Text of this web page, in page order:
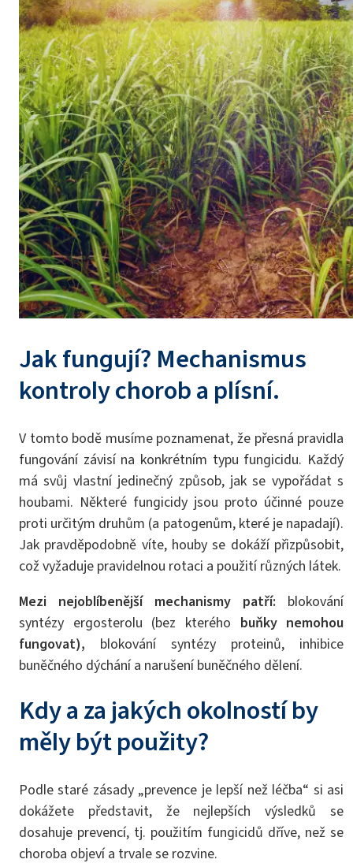
Jak fungují? Mechanismus
kontroly chorob a plísní.
V tomto bodě musíme poznamenat, že přesná pravidla
fungování závisí na konkrétním typu fungicidu. Každý
má svůj vlastní jedinečný způsob, jak se vypořádat s
houbami. Některé fungicidy jsou proto účinné pouze
proti určitým druhům (a patogenům, které je napadají).
Jak pravděpodobně víte, houby se dokáží přizpůsobit,
což vyžaduje pravidelnou rotaci a použití různých látek.
Mezi nejoblíbenější mechanismy patří: blokování
syntézy ergosterolu (bez kterého buňky nemohou
fungovat), blokování syntézy proteinů, inhibice
buněčného dýchání a narušení buněčného dělení.
Kdy a za jakých okolností by
měly být použity?
Podle staré zásady „prevence je lepší než léčba“ si asi
dokážete představit, že nejlepších výsledků se
dosahuje prevencí, tj. použitím fungicidů dříve, než se
choroba objeví a trvale se rozvine.